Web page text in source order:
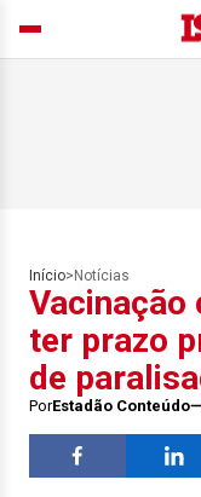
Início> Notícias
Vacinação
ter prazo
de
PorEstadão Conteúdo